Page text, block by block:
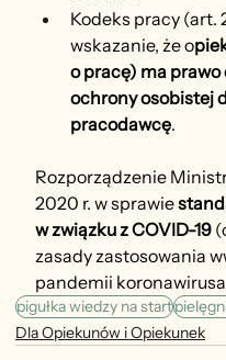
Kodeks pracy (art.
wskazanie, że o
o pracę) ma
ochrony osobistej
pracodawcę.
Rozporządzenie
2020 r. w sprawie
w związku z COVID-19
zasady zastosowania
pandemii
pigułka wiedzy na start
Dla Opiekunów i Opiekunek